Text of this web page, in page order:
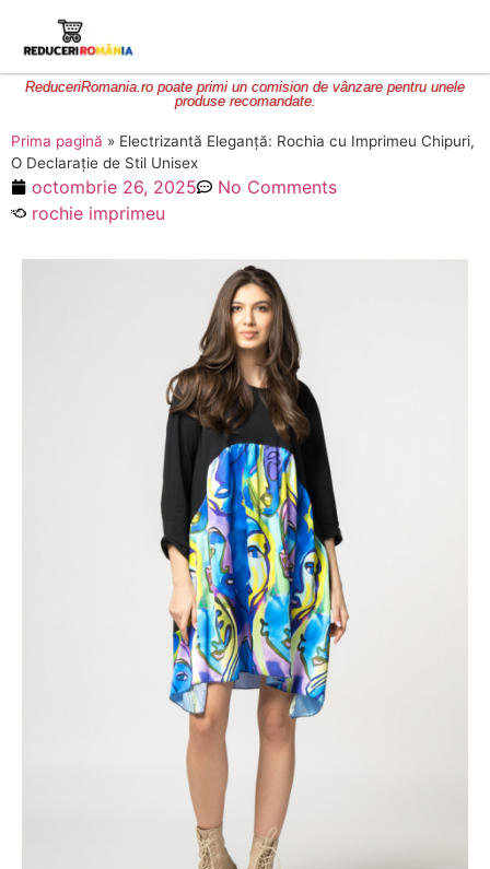
ReduceriRomania.ro poate primi un comision de vânzare pentru unele
produse recomandate.
Prima pagină » Electrizantă Eleganță: Rochia cu Imprimeu Chipuri,
O Declarație de Stil Unisex
octombrie 26, 2025
No Comments
rochie imprimeu